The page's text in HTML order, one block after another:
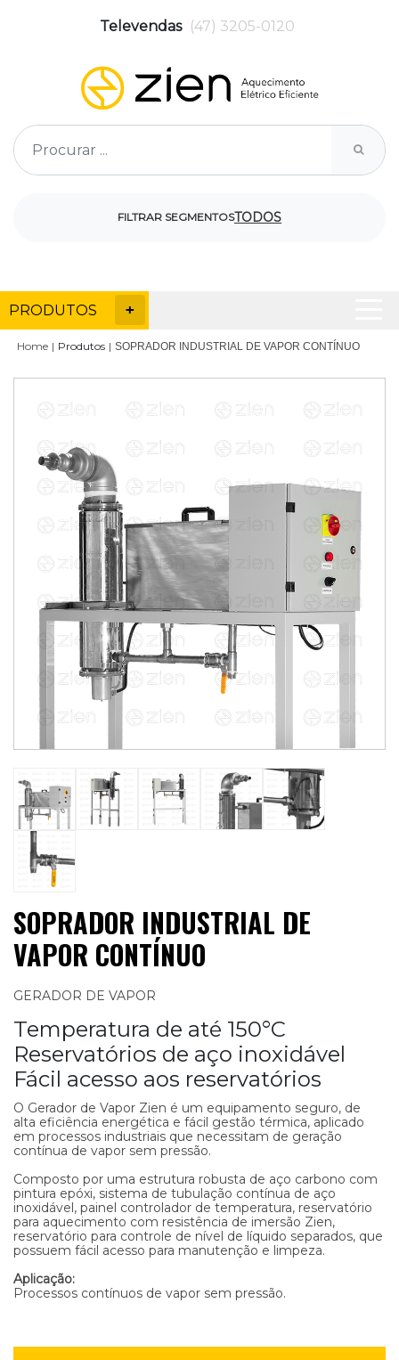
Televendas (47) 3205-0120
FILTRAR SEGMENTOSTODOS
PRODUTOS
Home Produtos SOPRADOR INDUSTRIAL DE VAPOR CONTÍNUO
SOPRADOR INDUSTRIAL DE
VAPOR CONTÍNUO
GERADOR DE VAPOR
Temperatura de até 150°C
Reservatórios de aço inoxidável
Fácil acesso aos reservatórios
O Gerador de Vapor Zien é um equipamento seguro, de
alta eficiência energética e fácil gestão térmica, aplicado
em processos industriais que necessitam de geração
contínua de vapor sem pressão.
Composto por uma estrutura robusta de aço carbono com
pintura epóxi, sistema de tubulação contínua de aço
inoxidável, painel controlador de temperatura, reservatório
para aquecimento com resistência de imersão Zien,
reservatório para controle de nível de líquido separados, que
possuem fácil acesso para manutenção e limpeza.
Aplicação:
Processos contínuos de vapor sem pressão.